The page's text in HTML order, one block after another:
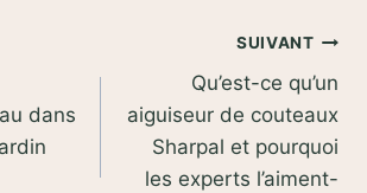
dans
SUIVANT
Qu’est-ce qu’un
aiguiseur de couteaux
Sharpal et pourquoi
les experts l’aiment-